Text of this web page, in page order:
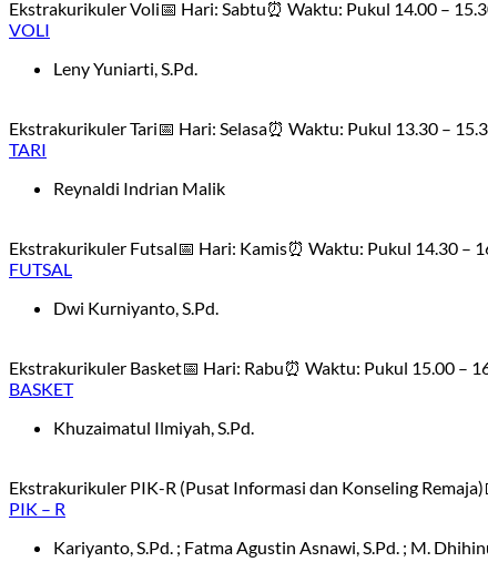
Ekstrakurikuler Voli📅 Hari: Sabtu⏰ Waktu: Pukul 14.00 –
VOLI
Leny Yuniarti, S.Pd.
Ekstrakurikuler Tari📅 Hari: Selasa⏰ Waktu: Pukul 13.30 –
TARI
Reynaldi Indrian Malik
Ekstrakurikuler Futsal📅 Hari: Kamis⏰ Waktu: Pukul 14.30 –
FUTSAL
Dwi Kurniyanto, S.Pd.
Ekstrakurikuler Basket📅 Hari: Rabu⏰ Waktu: Pukul 15.00 –
BASKET
Khuzaimatul Ilmiyah, S.Pd.
Ekstrakurikuler PIK-R (Pusat Informasi dan Konseling
PIK – R
Kariyanto, S.Pd. ; Fatma Agustin Asnawi, S.Pd. ; M.